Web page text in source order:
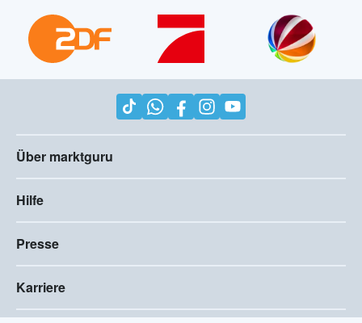
Über marktguru
Hilfe
Presse
Karriere